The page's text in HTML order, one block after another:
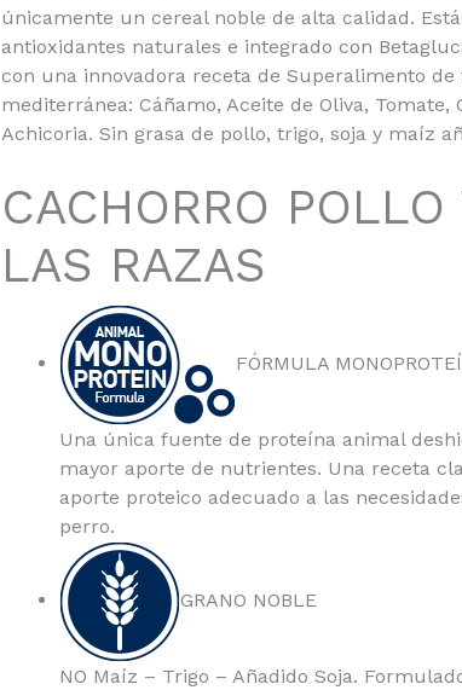
únicamente un cereal noble de alta calidad.
antioxidantes naturales e integrado con
con una innovadora receta de Superalimento de
mediterránea: Cáñamo, Aceite de Oliva, Tomate,
Achicoria. Sin grasa de pollo, trigo, soja y maíz
CACHORRO POLLO
LAS RAZAS
FÓRMULA
Una única fuente de proteína animal
mayor aporte de nutrientes. Una receta
aporte proteico adecuado a las
perro.
GRANO NOBLE
NO Maíz – Trigo – Añadido Soja.